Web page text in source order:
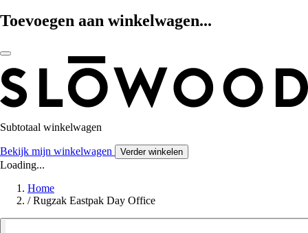
Toevoegen aan winkelwagen...
Subtotaal winkelwagen
Bekijk mijn winkelwagen Verder winkelen
Loading...
Home
/ Rugzak Eastpak Day Office